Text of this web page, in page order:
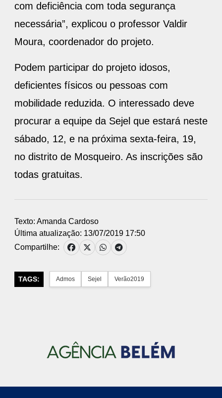
com deficiência com toda segurança
necessária”, explicou o professor Valdir
Moura, coordenador do projeto.
Podem participar do projeto idosos,
deficientes físicos ou pessoas com
mobilidade reduzida. O interessado deve
procurar a equipe da Sejel que estará neste
sábado, 12, e na próxima sexta-feira, 19,
no distrito de Mosqueiro. As inscrições são
todas gratuitas.
Texto: Amanda Cardoso
Última atualização: 13/07/2019 17:50
Compartilhe:
TAGS: Admos Sejel Verão2019